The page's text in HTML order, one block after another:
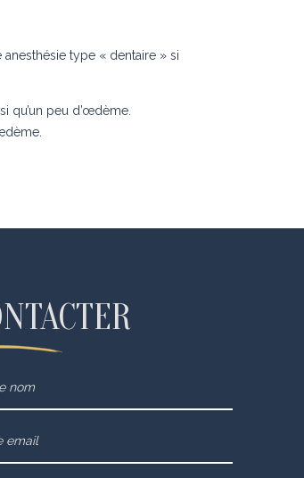
type « dentaire » si
qu’un peu d’œdème.